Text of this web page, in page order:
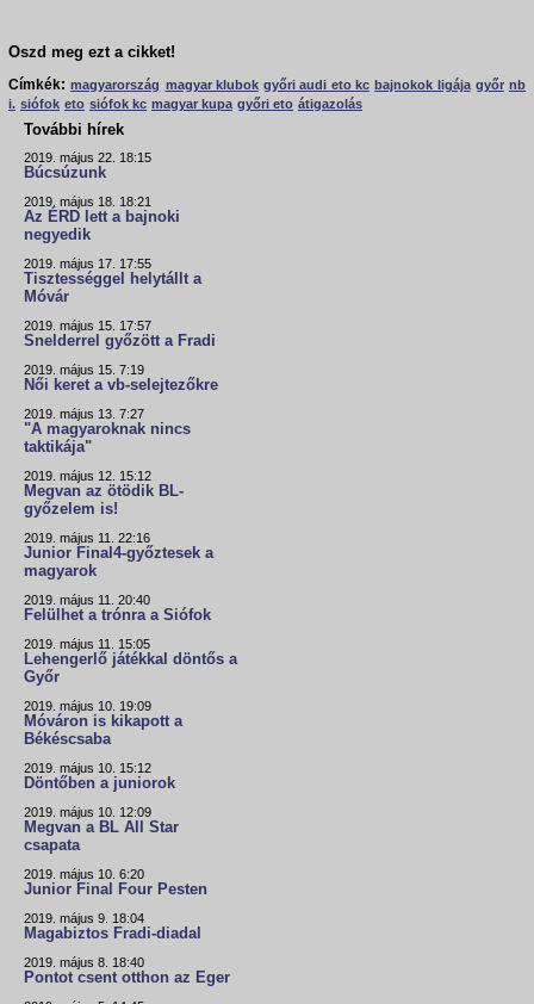
Oszd meg ezt a cikket!
Címkék: magyarország magyar klubok győri audi eto kc bajnokok ligája győr nb
i. siófok eto siófok kc magyar kupa győri eto átigazolás
További hírek
2019. május 22. 18:15
Búcsúzunk
2019. május 18. 18:21
Az ÉRD lett a bajnoki
negyedik
2019. május 17. 17:55
Tisztességgel helytállt a
Móvár
2019. május 15. 17:57
Snelderrel győzött a Fradi
2019. május 15. 7:19
Női keret a vb-selejtezőkre
2019. május 13. 7:27
"A magyaroknak nincs
taktikája"
2019. május 12. 15:12
Megvan az ötödik BL-
győzelem is!
2019. május 11. 22:16
Junior Final4-győztesek a
magyarok
2019. május 11. 20:40
Felülhet a trónra a Siófok
2019. május 11. 15:05
Lehengerlő játékkal döntős a
Győr
2019. május 10. 19:09
Móváron is kikapott a
Békéscsaba
2019. május 10. 15:12
Döntőben a juniorok
2019. május 10. 12:09
Megvan a BL All Star
csapata
2019. május 10. 6:20
Junior Final Four Pesten
2019. május 9. 18:04
Magabiztos Fradi-diadal
2019. május 8. 18:40
Pontot csent otthon az Eger